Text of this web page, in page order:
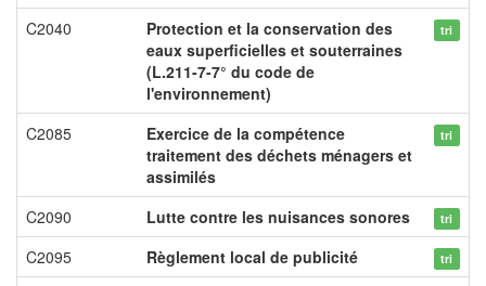
C2040
Protection et la conservation des
eaux superficielles et souterraines
(L.211-7-7° du code de
l'environnement)
tri
C2085
Exercice de la compétence
traitement des déchets ménagers et
assimilés
tri
C2090 Lutte contre les nuisances sonores tri
C2095 Règlement local de publicité tri